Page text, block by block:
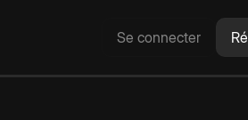
Se connecter